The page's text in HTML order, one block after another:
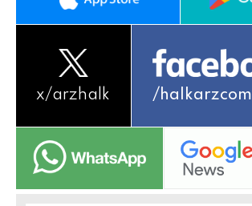
x/arzhalk /halkarzcom